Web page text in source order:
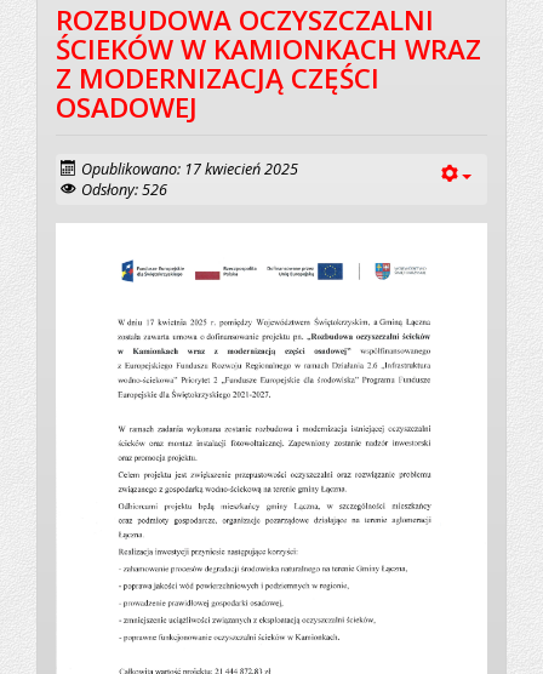
ROZBUDOWA OCZYSZCZALNI
ŚCIEKÓW W KAMIONKACH WRAZ
Z MODERNIZACJĄ CZĘŚCI
OSADOWEJ
Opublikowano: 17 kwiecień 2025
Odsłony: 526